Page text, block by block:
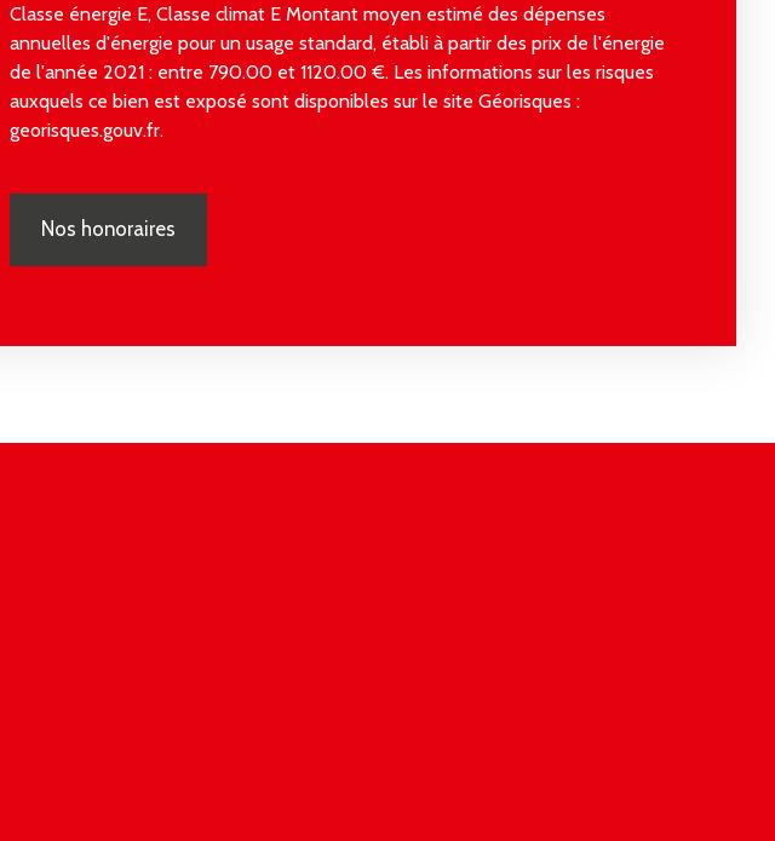
Classe énergie E, Classe climat E Montant moyen estimé des dépenses
annuelles d'énergie pour un usage standard, établi à partir des prix de l'énergie
de l'année 2021 : entre 790.00 et 1120.00 €. Les informations sur les risques
auxquels ce bien est exposé sont disponibles sur le site Géorisques :
georisques.gouv.fr.
Nos honoraires